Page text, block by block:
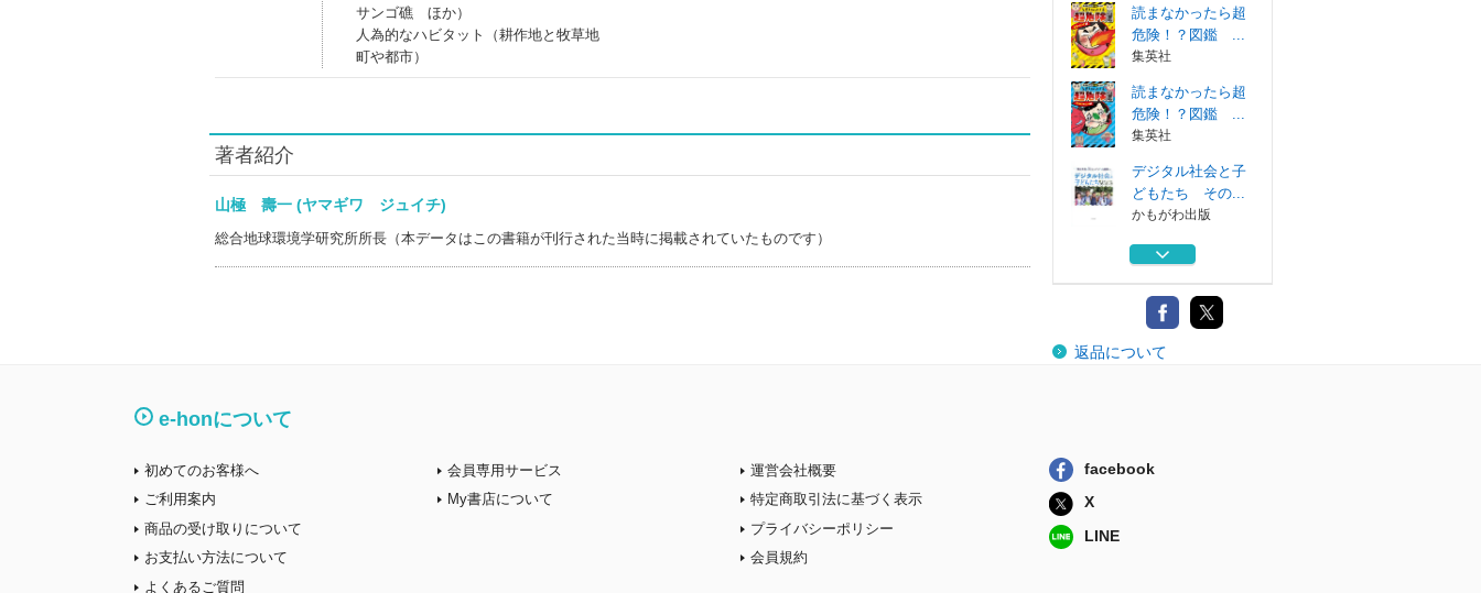
サンゴ礁 ほか）
人為的なハビタット（耕作地と牧草地
町や都市）
著者紹介
山極 壽一 (ヤマギワ ジュイチ)
総合地球環境学研究所所長（本データはこの書籍が刊行された当時に掲載されていたものです）
読まなかったら超
危険！？図鑑 ...
集英社
読まなかったら超
危険！？図鑑 ...
集英社
デジタル社会と子
どもたち その...
かもがわ出版
超楽器
センス・オブ・ワ
ンダーを語る
返品について
e-honについて
初めてのお客様へ
ご利用案内
商品の受け取りについて
お支払い方法について
よくあるご質問
会員専用サービス
My書店について
運営会社概要
特定商取引法に基づく表示
プライバシーポリシー
会員規約
facebook
X
LINE